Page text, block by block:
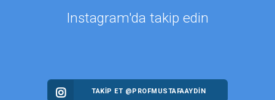
Instagram'da takip edin
TAKİP ET @PROFMUSTAFAAYDIN